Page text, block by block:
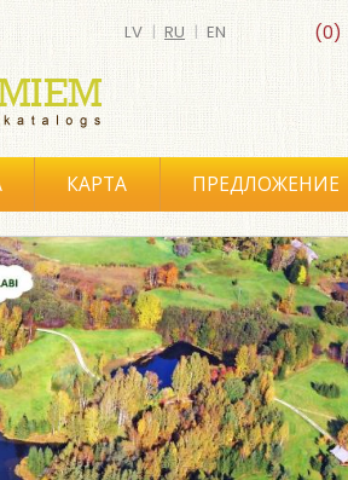
(0)
LV | RU | EN
КАРТА ПРЕДЛОЖЕНИЕ